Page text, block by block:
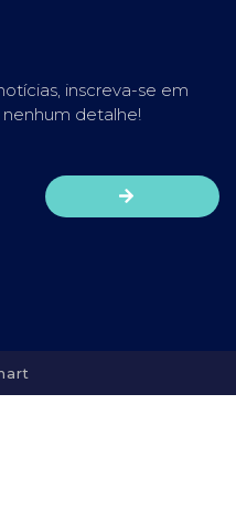
inscreva-se em
detalhe!